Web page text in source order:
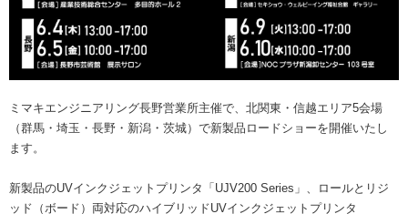
ミマキエンジニアリング長野営業所主催で、北関東・信越エリア5会場
（群馬・埼玉・長野・新潟・茨城）で新製品ロードショーを開催いたし
ます。
新製品のUVインクジェットプリンタ「UJV200 Series」、ロールとリジ
ッド（ボード）両対応のハイブリッドUVインクジェットプリンタ